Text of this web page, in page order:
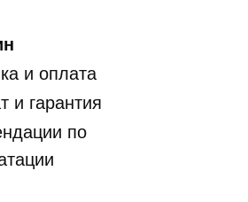
по
и оплата
и гарантия